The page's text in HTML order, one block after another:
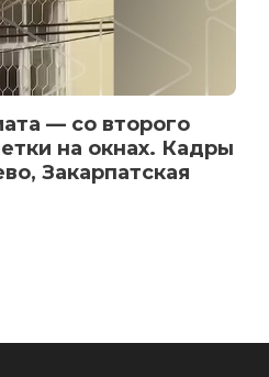
— со второго
на окнах. Кадры
Закарпатская